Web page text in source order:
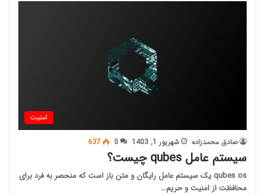
امنیت
صادق محمدزاده شهریور 1, 1403 0
637
سیستم عامل qubes چیست؟
qubes os یک سیستم عامل رایگان و متن باز است که منحصر به فرد برای
محافظت از امنیت و حریم…